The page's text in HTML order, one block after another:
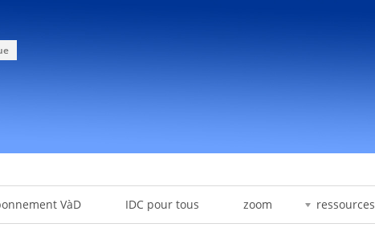
ressources
zoom
IDC pour tous
VàD